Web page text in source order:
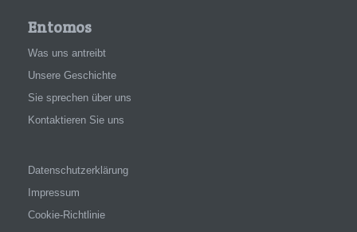
Entomos
Was uns antreibt
Unsere Geschichte
Sie sprechen über uns
Kontaktieren Sie uns
Datenschutzerklärung
Impressum
Cookie-Richtlinie